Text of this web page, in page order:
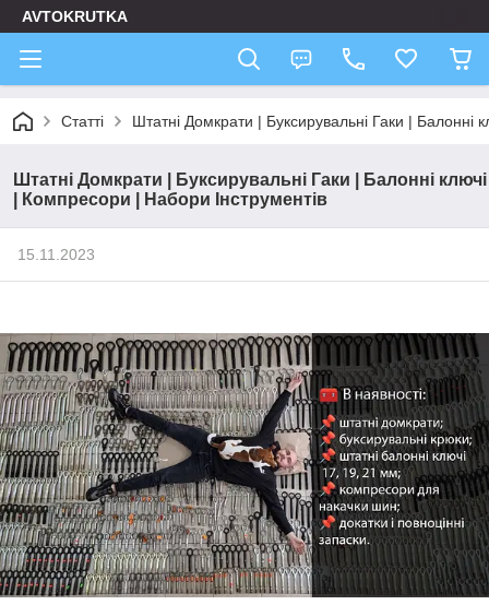
AVTOKRUTKA
Статті Штатні Домкрати | Буксирувальні Гаки | Балонні
Штатні Домкрати | Буксирувальні Гаки | Балонні ключі
| Компресори | Набори Інструментів
15.11.2023